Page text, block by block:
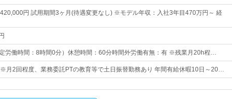
円 試用期間3ヶ月(待遇変更なし) ※モデル年収：入社3年目470万円～ 経
労働時間：8時間0分）休憩時間：60分時間外労働有無：有 ※残業月20h程…
月2回程度、業務委託PTの教育等で土日振替勤務あり 年間有給休暇10日～20…